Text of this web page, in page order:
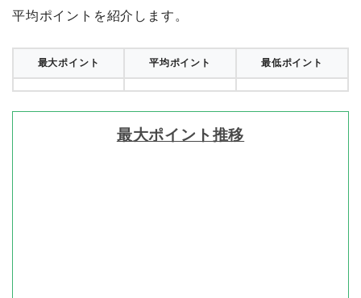
平均ポイントを紹介します。
最大ポイント 平均ポイント 最低ポイント
最大ポイント推移